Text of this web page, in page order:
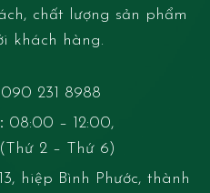
chất lượng sản phẩm
khách hàng.
090 231 8988
08:00 – 12:00,
2 – Thứ 6)
hiệp Bình Phước, thành